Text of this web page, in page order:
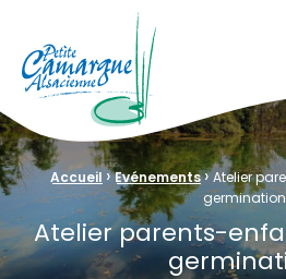
La Petite Camargue
Fil d'Ariane :
Accueil ›Evénements›Atelier
germination
Atelier parents-